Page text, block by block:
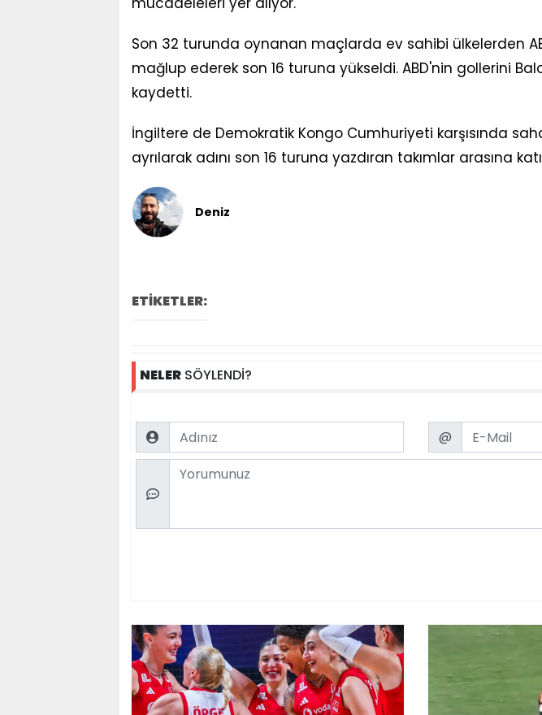
Son 32 turunda oynanan maçlarda ev sahibi ülkelerden
mağlup ederek son 16 turuna yükseldi. ABD'nin gollerini
kaydetti.
İngiltere de Demokratik Kongo Cumhuriyeti karşısında
ayrılarak adını son 16 turuna yazdıran takımlar arasına
Deniz
ETİKETLER:
NELER SÖYLENDİ?
Name Email
@
Comment